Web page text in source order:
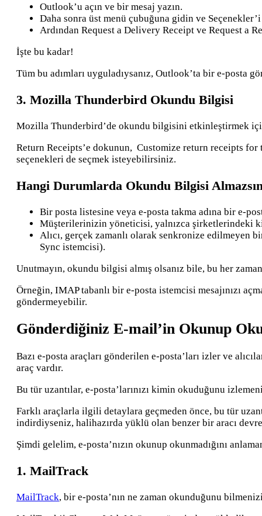
Outlook’u açın ve bir mesaj yazın.
Daha sonra üst menü çubuğuna gidin ve
Ardından Request a Delivery Receipt ve Request a
İşte bu kadar!
Tüm bu adımları uyguladıysanız, Outlook’ta bir e-posta
3. ​​Mozilla Thunderbird Okundu Bilgisi
Mozilla Thunderbird’de okundu bilgisini etkinleştirmek için
Return Receipts’e dokunun, Customize return receipts
seçenekleri de seçmek isteyebilirsiniz.
Hangi Durumlarda Okundu Bilgisi
Bir posta listesine veya e-posta takma adına bir e-
Müşterilerinizin yöneticisi, yalnızca şirketlerindeki
Alıcı, gerçek zamanlı olarak senkronize edilmeyen
Sync istemcisi).
Unutmayın, okundu bilgisi almış olsanız bile, bu her zaman
Örneğin, IMAP tabanlı bir e-posta istemcisi mesajınızı
göndermeyebilir.
Gönderdiğiniz E-mail’in Okunup
Bazı e-posta araçları gönderilen e-posta’ları izler ve
araç vardır.
Bu tür uzantılar, e-posta’larınızı kimin okuduğunu
Farklı araçlarla ilgili detaylara geçmeden önce, bu tür
indirdiyseniz, halihazırda yüklü olan benzer bir aracı
Şimdi gelelim, e-posta’nızın okunup okunmadığını
1. MailTrack
MailTrack, bir e-posta’nın ne zaman okunduğunu